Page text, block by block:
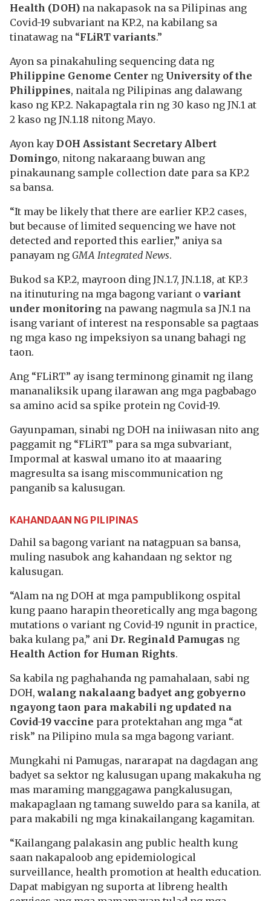
Health (DOH) na nakapasok na sa Pilipinas ang
Covid-19 subvariant na KP.2, na kabilang sa
tinatawag na “FLiRT variants.”
Ayon sa pinakahuling sequencing data ng
Philippine Genome Center ng University of the
Philippines, naitala ng Pilipinas ang dalawang
kaso ng KP.2. Nakapagtala rin ng 30 kaso ng JN.1 at
2 kaso ng JN.1.18 nitong Mayo.
Ayon kay DOH Assistant Secretary Albert
Domingo, nitong nakaraang buwan ang
pinakaunang sample collection date para sa KP.2
sa bansa.
“It may be likely that there are earlier KP.2 cases,
but because of limited sequencing we have not
detected and reported this earlier,” aniya sa
panayam ng GMA Integrated News.
Bukod sa KP.2, mayroon ding JN.1.7, JN.1.18, at KP.3
na itinuturing na mga bagong variant o variant
under monitoring na pawang nagmula sa JN.1 na
isang variant of interest na responsable sa pagtaas
ng mga kaso ng impeksiyon sa unang bahagi ng
taon.
Ang “FLiRT” ay isang terminong ginamit ng ilang
mananaliksik upang ilarawan ang mga pagbabago
sa amino acid sa spike protein ng Covid-19.
Gayunpaman, sinabi ng DOH na iniiwasan nito ang
paggamit ng “FLiRT” para sa mga subvariant,
Impormal at kaswal umano ito at maaaring
magresulta sa isang miscommunication ng
panganib sa kalusugan.
KAHANDAAN NG PILIPINAS
Dahil sa bagong variant na natagpuan sa bansa,
muling nasubok ang kahandaan ng sektor ng
kalusugan.
“Alam na ng DOH at mga pampublikong ospital
kung paano harapin theoretically ang mga bagong
mutations o variant ng Covid-19 ngunit in practice,
baka kulang pa,” ani Dr. Reginald Pamugas ng
Health Action for Human Rights.
Sa kabila ng paghahanda ng pamahalaan, sabi ng
DOH,walang nakalaang badyet ang gobyerno
ngayong taon para makabili ng updated na
Covid-19 vaccine para protektahan ang mga “at
risk” na Pilipino mula sa mga bagong variant.
Mungkahi ni Pamugas, nararapat na dagdagan ang
badyet sa sektor ng kalusugan upang makakuha ng
mas maraming manggagawa pangkalusugan,
makapaglaan ng tamang suweldo para sa kanila, at
para makabili ng mga kinakailangang kagamitan.
“Kailangang palakasin ang public health kung
saan nakapaloob ang epidemiological
surveillance, health promotion at health education.
Dapat mabigyan ng suporta at libreng health